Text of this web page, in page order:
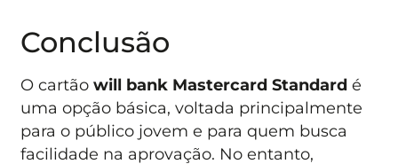
Conclusão
O cartãowill bank Mastercard Standard é
uma opção básica, voltada principalmente
para o público jovem e para quem busca
facilidade na aprovação. No entanto,